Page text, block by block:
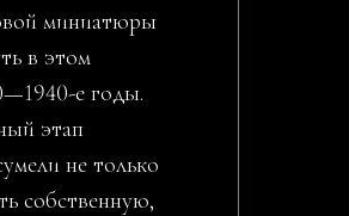
миниатюры
в этом
е годы.
этап
не только
собственную,